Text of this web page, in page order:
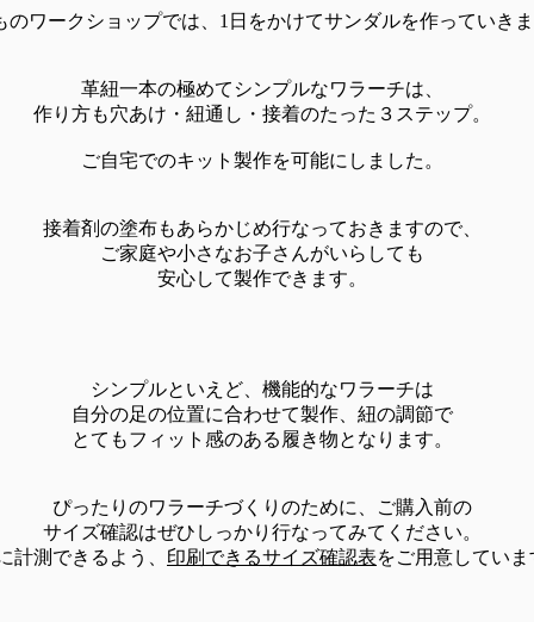
のワークショップでは、1日をかけてサンダルを作っていき
革紐一本の極めてシンプルなワラーチは、
作り方も穴あけ・紐通し・接着のたった３ステップ。
ご自宅でのキット製作を可能にしました。
接着剤の塗布もあらかじめ行なっておきますので、
ご家庭や小さなお子さんがいらしても
安心して製作できます。
シンプルといえど、機能的なワラーチは
自分の足の位置に合わせて製作、紐の調節で
とてもフィット感のある履き物となります。​
ぴったりのワラーチづくりのために、ご購入前の
サイズ確認はぜひしっかり行なってみてください。
計測できるよう、 印刷できるサイズ確認表をご用意していま